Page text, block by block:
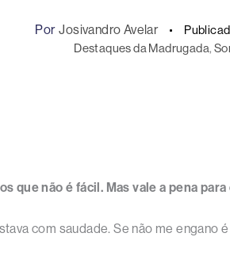
Por Josivandro Avelar
Destaques da Madrugada,
que não é fácil. Mas vale a pena
com saudade. Se não me engano